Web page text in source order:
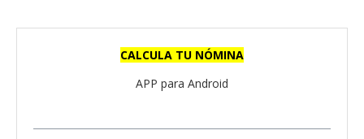
CALCULA TU NÓMINA
APP para Android